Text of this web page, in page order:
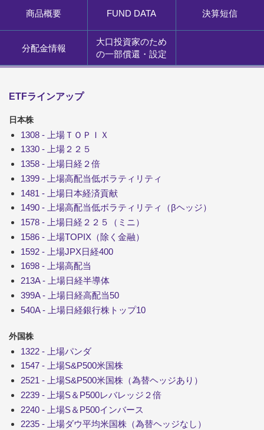
商品概要 FUND DATA 決算短信
分配金情報
大口投資家のため
の一部償還・設定
ETFラインアップ
日本株
1308 - 上場ＴＯＰＩＸ
1330 - 上場２２５
1358 - 上場日経２倍
1399 - 上場高配当低ボラティリティ
1481 - 上場日本経済貢献
1490 - 上場高配当低ボラティリティ（βヘッジ）
1578 - 上場日経２２５（ミニ）
1586 - 上場TOPIX（除く金融）
1592 - 上場JPX日経400
1698 - 上場高配当
213A - 上場日経半導体
399A - 上場日経高配当50
540A - 上場日経銀行株トップ10
外国株
1322 - 上場パンダ
1547 - 上場S&P500米国株
2521 - 上場S&P500米国株（為替ヘッジあり）
2239 - 上場S＆P500レバレッジ２倍
2240 - 上場S＆P500インバース
2235 - 上場ダウ平均米国株（為替ヘッジなし）